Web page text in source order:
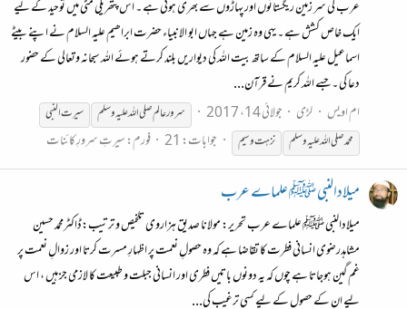
عرب کی سر زمین ریگستانوں اور پہاڑوں سے بھری ہوئی ہے ۔ اس پتھریلی مٹی میں توحید کے لیے
ایک خاص کشش ہے ۔ یہی وہ زمین ہے جہاں ابو الانبیاء حضرت ابراھیم علیہ السلام نے اپنے بیٹے
اسماعیل علیہ السلام کے ساتھ بیت الله کی دیواریں بلند کرتے ہوئے الله سبحانہ وتعالی کے حضور
دعا کی ۔ جسے الله کریم نے قرآن...
ام اویس
لڑی جولائی 14، 2017 سرور عالم صلی الله علیہ وسلم سیرتالنبی
محمد صلی اللہ علیہ و سلم
نزہت وسیم جوابات: 21 فورم:سیرتِ سرورِ کائنات
میلادالنبی ﷺ علماے عرب
میلادالنبی ﷺ علماے عرب تحریر: مولانا صدیق ہزاروی تلخیص و ترتیب:ڈاکٹرمحمد حسین
مشاہدرضوی انسانی فطرت کا تقاضا ہے کہ وہ حصولِ نعمت پر اظہارِ مسرت کرتا اور زوالِ نعمت پر
غم گین ہوجاتا ہے چوں کہ یہ دونوں باتیں فطری اور انسانی جبلت و طبیعت کا لازمی جز ہیں ، اس
لیے ان کے حصول کے لیے کسی ترغیب کی...